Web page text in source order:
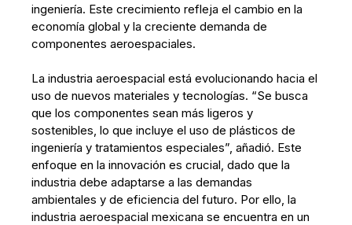
ingeniería. Este crecimiento refleja el cambio en la
economía global y la creciente demanda de
componentes aeroespaciales.
La industria aeroespacial está evolucionando hacia el
uso de nuevos materiales y tecnologías. “Se busca
que los componentes sean más ligeros y
sostenibles, lo que incluye el uso de plásticos de
ingeniería y tratamientos especiales”, añadió. Este
enfoque en la innovación es crucial, dado que la
industria debe adaptarse a las demandas
ambientales y de eficiencia del futuro. Por ello, la
industria aeroespacial mexicana se encuentra en un